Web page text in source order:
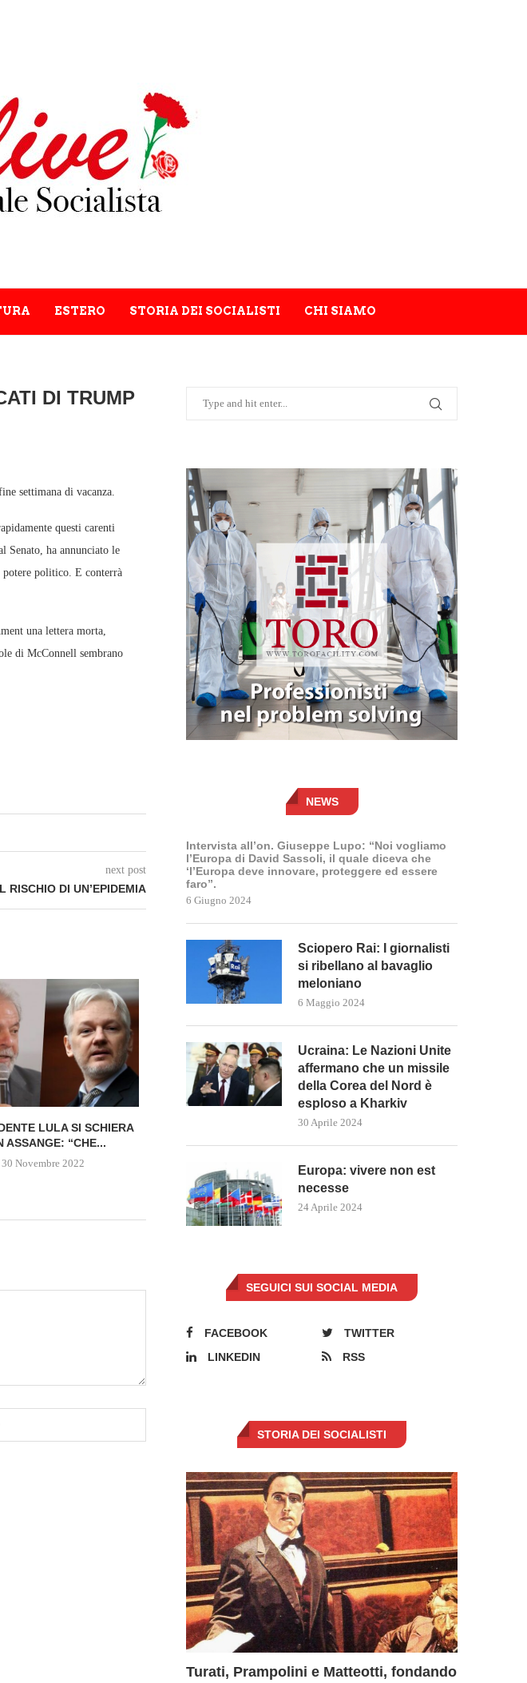
ESTERO STORIA DEI SOCIALISTI CHI SIAMO
DI TRUMP
settimana di vacanza.
questi carenti
Senato, ha annunciato le
potere politico. E conterrà
una lettera morta,
di McConnell sembrano
next post
RISCHIO DI UN’EPIDEMIA
LULA SI SCHIERA
ASSANGE: “CHE...
30 Novembre 2022
PRIME RICETTE DAL GOVERNO
MELONI PER IL CARO...
CONTRO L’UE È...
NEWS
Intervista all’on. Giuseppe Lupo: “Noi vogliamo
l’Europa di David Sassoli, il quale diceva che
‘l’Europa deve innovare, proteggere ed essere
faro”.
6 Giugno 2024
Sciopero Rai: I giornalisti
si ribellano al bavaglio
meloniano
6 Maggio 2024
Ucraina: Le Nazioni Unite
affermano che un missile
della Corea del Nord è
esploso a Kharkiv
30 Aprile 2024
Europa: vivere non est
necesse
24 Aprile 2024
SEGUICI SUI SOCIAL MEDIA
FACEBOOK
TWITTER
LINKEDIN
RSS
STORIA DEI SOCIALISTI
Turati, Prampolini e Matteotti, fondando